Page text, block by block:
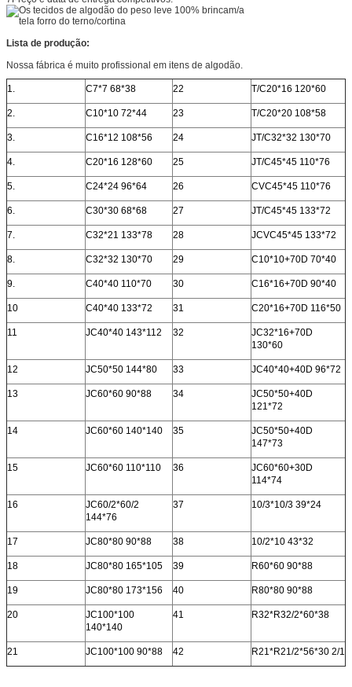
Lista de produção:
Nossa fábrica é muito profissional em itens de algodão.
1. C7*7 68*38 22 T/C20*16 120*60
2. C10*10 72*44 23 T/C20*20 108*58
3. C16*12 108*56 24 JT/C32*32 130*70
4. C20*16 128*60 25 JT/C45*45 110*76
5. C24*24 96*64 26 CVC45*45 110*76
6. C30*30 68*68 27 JT/C45*45 133*72
7. C32*21 133*78 28 JCVC45*45 133*72
8. C32*32 130*70 29 C10*10+70D 70*40
9. C40*40 110*70 30 C16*16+70D 90*40
10 C40*40 133*72 31 C20*16+70D 116*50
11 JC40*40 143*112 32
JC32*16+70D
130*60
12 JC50*50 144*80 33 JC40*40+40D 96*72
13 JC60*60 90*88 34
JC50*50+40D
121*72
14 JC60*60 140*140 35
JC50*50+40D
147*73
15 JC60*60 110*110 36
JC60*60+30D
114*74
16
JC60/2*60/2
144*76
37 10/3*10/3 39*24
17 JC80*80 90*88 38 10/2*10 43*32
18 JC80*80 165*105 39 R60*60 90*88
19 JC80*80 173*156 40 R80*80 90*88
20
JC100*100
140*140
41 R32*R32/2*60*38
21 JC100*100 90*88 42 R21*R21/2*56*30 2/1